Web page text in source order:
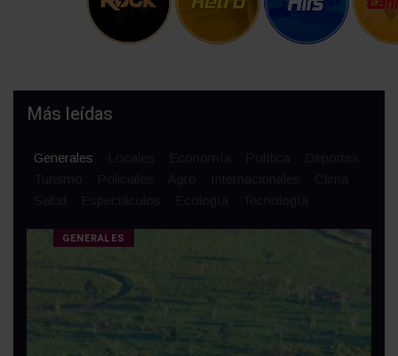
Más leídas
Generales
GENERALES